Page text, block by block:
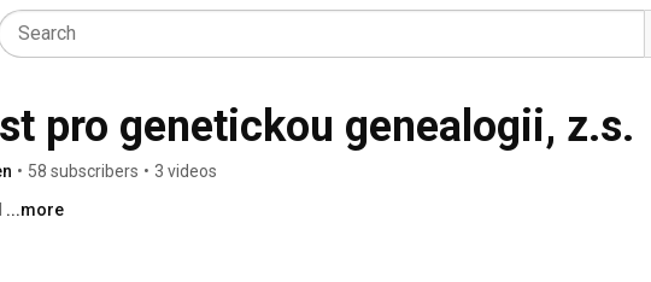
pro genetickou genealogii, z.s.
• 58 subscribers • 3 videos
...more